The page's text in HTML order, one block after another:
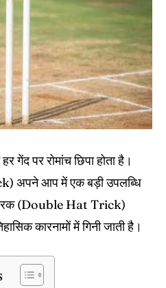
पर रोमांच छिपा होता है।
अपने आप में एक बड़ी उपलब्धि
(Double Hat Trick)
कारनामों में गिनी जाती है।